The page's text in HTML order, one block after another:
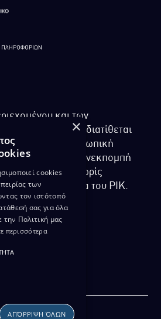
και των
του ΡΙΚ διατίθεται
αυστηρά για προσωπική
η χρήση ή επανεκπομπή
μορφή, με ή χωρίς
γραπτή άδεια του ΡΙΚ.
×
cookies
των
τον ιστότοπό
σας για όλα
Πολιτική μας
περισσότερα
ΑΠΌΡΡΙΨΗ ΌΛΩΝ